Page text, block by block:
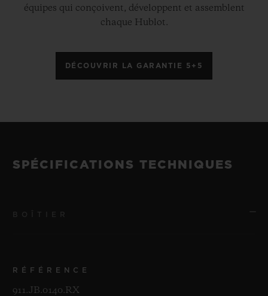
équipes qui conçoivent, développent et assemblent
chaque Hublot.
DÉCOUVRIR LA GARANTIE 5+5
SPÉCIFICATIONS TECHNIQUES
RÉFÉRENCE
911.JB.0140.RX